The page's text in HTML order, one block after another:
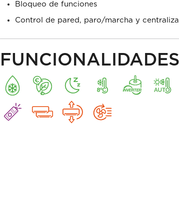
Bloqueo de funciones
Control de pared, paro/marcha y
FUNCIONALIDADES